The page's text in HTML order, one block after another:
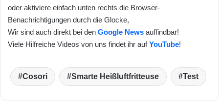
oder aktiviere einfach unten rechts die Browser-
Benachrichtigungen durch die Glocke,
Wir sind auch direkt bei den Google News auffindbar!
Viele Hilfreiche Videos von uns findet ihr aufYouTube!
Cosori Smarte Heißluftfritteuse Test